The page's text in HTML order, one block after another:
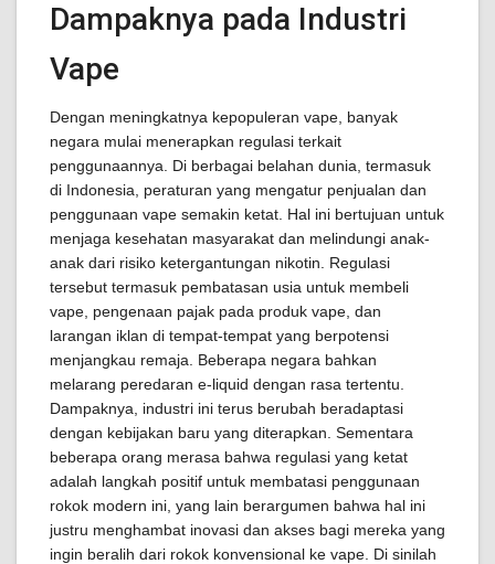
Dampaknya pada Industri
Vape
Dengan meningkatnya kepopuleran vape, banyak
negara mulai menerapkan regulasi terkait
penggunaannya. Di berbagai belahan dunia, termasuk
di Indonesia, peraturan yang mengatur penjualan dan
penggunaan vape semakin ketat. Hal ini bertujuan untuk
menjaga kesehatan masyarakat dan melindungi anak-
anak dari risiko ketergantungan nikotin. Regulasi
tersebut termasuk pembatasan usia untuk membeli
vape, pengenaan pajak pada produk vape, dan
larangan iklan di tempat-tempat yang berpotensi
menjangkau remaja. Beberapa negara bahkan
melarang peredaran e-liquid dengan rasa tertentu.
Dampaknya, industri ini terus berubah beradaptasi
dengan kebijakan baru yang diterapkan. Sementara
beberapa orang merasa bahwa regulasi yang ketat
adalah langkah positif untuk membatasi penggunaan
rokok modern ini, yang lain berargumen bahwa hal ini
justru menghambat inovasi dan akses bagi mereka yang
ingin beralih dari rokok konvensional ke vape. Di sinilah